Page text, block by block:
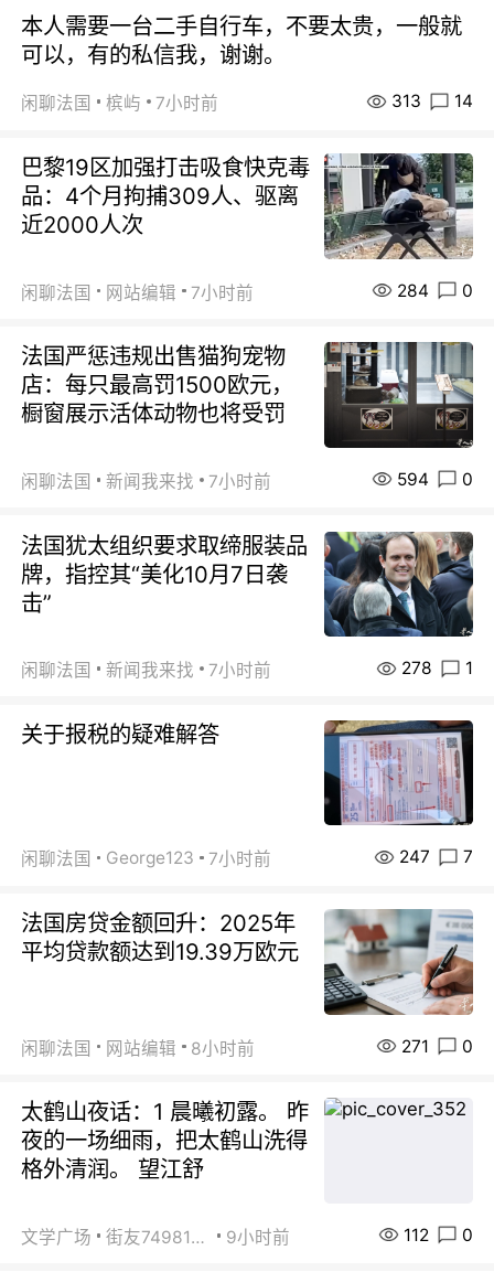
本人需要一台二手自行车，不要太贵，一般就
可以，有的私信我，谢谢。
闲聊法国 槟屿 7小时前 313 14
巴黎19区加强打击吸食快克毒
品：4个月拘捕309人、驱离
近2000人次
闲聊法国 网站编辑 7小时前 284 0
法国严惩违规出售猫狗宠物
店：每只最高罚1500欧元，
橱窗展示活体动物也将受罚
闲聊法国 新闻我来找 7小时前 594 0
法国犹太组织要求取缔服装品
牌，指控其“美化10月7日袭
击”
闲聊法国 新闻我来找 7小时前 278 1
关于报税的疑难解答
闲聊法国 George123 7小时前 247 7
法国房贷金额回升：2025年
平均贷款额达到19.39万欧元
闲聊法国 网站编辑 8小时前 271 0
太鹤山夜话：1 晨曦初露。 昨
夜的一场细雨，把太鹤山洗得
格外清润。 望江舒
文学广场 街友74981146 9小时前 112 0